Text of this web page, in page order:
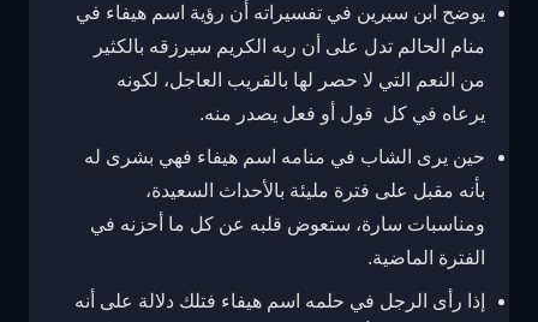
يوضح ابن سيرين في تفسيراته أن رؤية اسم هيفاء في
منام الحالم تدل على أن ربه الكريم سيرزقه بالكثير
من النعم التي لا حصر لها بالقريب العاجل، لكونه
يرعاه في كل قول أو فعل يصدر منه.
حين يرى الشاب في منامه اسم هيفاء فهي بشرى له
بأنه مقبل على فترة مليئة بالأحداث السعيدة،
ومناسبات سارة، ستعوض قلبه عن كل ما أحزنه في
الفترة الماضية.
إذا رأى الرجل في حلمه اسم هيفاء فتلك دلالة على أنه